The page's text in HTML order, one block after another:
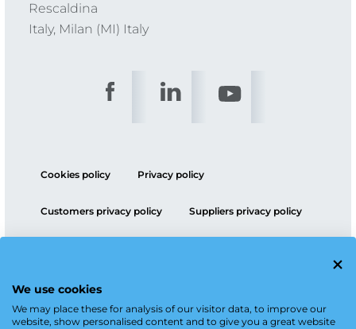
We use cookies
We may place these for analysis of our visitor data, to improve our
website, show personalised content and to give you a great website
Rescaldina
Italy, Milan (MI) Italy
Cookies policy Privacy policy
Customers privacy policy Suppliers privacy policy